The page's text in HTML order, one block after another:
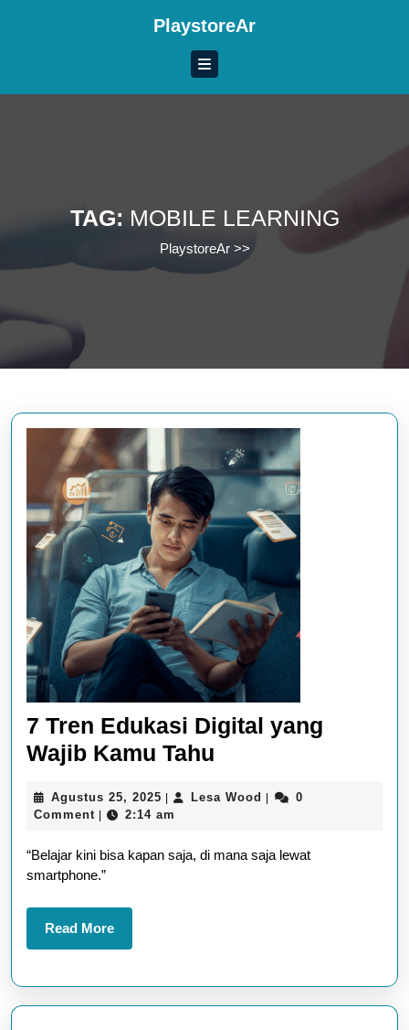
PlaystoreAr
TAG: MOBILE LEARNING
PlaystoreAr>>
7 Tren Edukasi Digital yang
Wajib Kamu Tahu
Edukasi
yang
Agustus 25, 2025 Agustus
25,
Lesa Wood Lesa 0
Comment
2:14 am
“Belajar kini bisa kapan saja, di mana saja lewat
smartphone.”
Read MoreRead
More